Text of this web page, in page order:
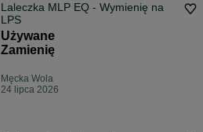
Laleczka MLP EQ - Wymienię na
LPS
Używane
Zamienię
Męcka Wola
24 lipca 2026